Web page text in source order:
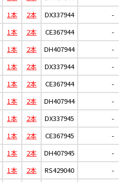
1本 2本 DX337944
-
1本 2本 CE367944
-
1本 2本 DH407944 -
1本 2本 DX337944
-
1本 2本 CE367944
-
1本 2本 DH407944 -
1本 2本 DX337945
-
1本 2本 CE367945
-
1本 2本 DH407945 -
1本 2本 RS429040
-